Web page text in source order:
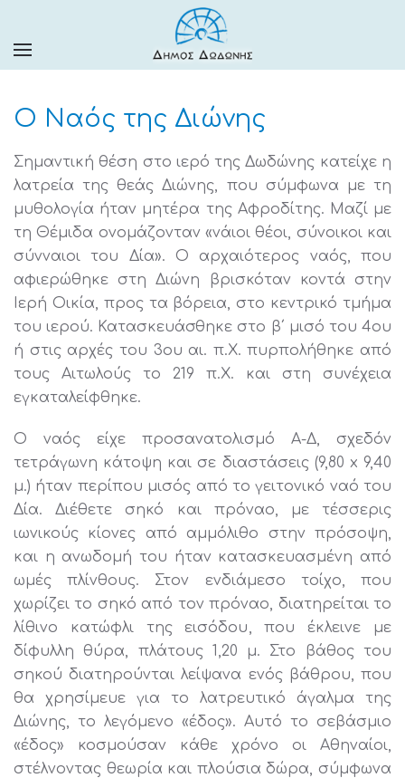
Ο Ναός της Διώνης
Σημαντική θέση στο ιερό της Δωδώνης κατείχε η
λατρεία της θεάς Διώνης, που σύμφωνα με τη
μυθολογία ήταν μητέρα της Αφροδίτης. Μαζί με
τη Θέμιδα ονομάζονταν «νάιοι θέοι, σύνοικοι και
σύνναιοι του Δία». Ο αρχαιότερος ναός, που
αφιερώθηκε στη Διώνη βρισκόταν κοντά στην
Ιερή Οικία, προς τα βόρεια, στο κεντρικό τμήμα
του ιερού. Κατασκευάσθηκε στο β΄ μισό του 4ου
ή στις αρχές του 3ου αι. π.Χ. πυρπολήθηκε από
τους Αιτωλούς το 219 π.Χ. και στη συνέχεια
εγκαταλείφθηκε.
Ο ναός είχε προσανατολισμό Α-Δ, σχεδόν
τετράγωνη κάτοψη και σε διαστάσεις (9,80 x 9,40
μ.) ήταν περίπου μισός από το γειτονικό ναό του
Δία. Διέθετε σηκό και πρόναο, με τέσσερις
ιωνικούς κίονες από αμμόλιθο στην πρόσοψη,
και η ανωδομή του ήταν κατασκευασμένη από
ωμές πλίνθους. Στον ενδιάμεσο τοίχο, που
χωρίζει το σηκό από τον πρόναο, διατηρείται το
λίθινο κατώφλι της εισόδου, που έκλεινε με
δίφυλλη θύρα, πλάτους 1,20 μ. Στο βάθος του
σηκού διατηρούνται λείψανα ενός βάθρου, που
θα χρησίμευε για το λατρευτικό άγαλμα της
Διώνης, το λεγόμενο «έδος». Αυτό το σεβάσμιο
«έδος» κοσμούσαν κάθε χρόνο οι Αθηναίοι,
στέλνοντας θεωρία και πλούσια δώρα, σύμφωνα